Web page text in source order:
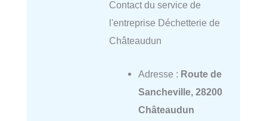
Contact du service de
l'entreprise Déchetterie de
Châteaudun
Adresse : Route de
Sancheville, 28200
Châteaudun